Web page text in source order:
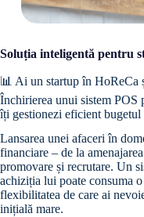
Soluția inteligentă pentru
📊 Ai un startup în HoReCa
Închirierea unui sistem POS
îți gestionezi eficient
Lansarea unei afaceri în
financiare – de la
promovare și recrutare. Un
achiziția lui poate consuma
flexibilitatea de care ai
inițială mare.